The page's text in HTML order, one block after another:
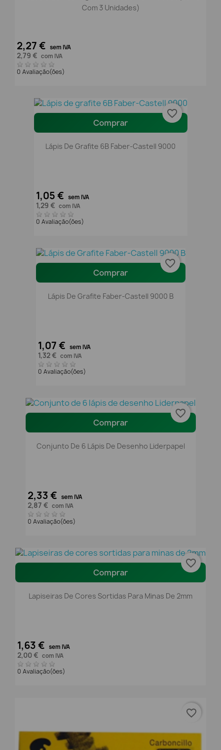
Com 3 Unidades)
2,27 € sem IVA
2,79 € com IVA
0 Avaliação(ões)
Comprar
Lápis De Grafite 6B Faber-Castell 9000
1,05 € sem IVA
1,29 € com IVA
0 Avaliação(ões)
favorite_border
Comprar
Lápis De Grafite Faber-Castell 9000 B
1,07 € sem IVA
1,32 € com IVA
0 Avaliação(ões)
favorite_border
Comprar
Conjunto De 6 Lápis De Desenho Liderpapel
2,33 € sem IVA
2,87 € com IVA
0 Avaliação(ões)
favorite_border
Comprar
Lapiseiras De Cores Sortidas Para Minas De 2mm
1,63 € sem IVA
2,00 € com IVA
0 Avaliação(ões)
favorite_border
favorite_border